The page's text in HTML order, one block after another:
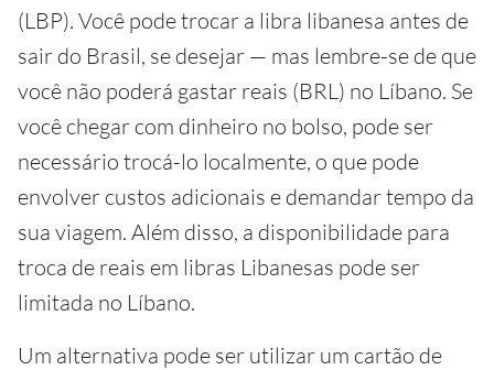
(LBP). Você pode trocar a libra libanesa antes de
sair do Brasil, se desejar — mas lembre-se de que
você não poderá gastar reais (BRL) no Líbano. Se
você chegar com dinheiro no bolso, pode ser
necessário trocá-lo localmente, o que pode
envolver custos adicionais e demandar tempo da
sua viagem. Além disso, a disponibilidade para
troca de reais em libras Libanesas pode ser
limitada no Líbano.
Um alternativa pode ser utilizar um cartão de